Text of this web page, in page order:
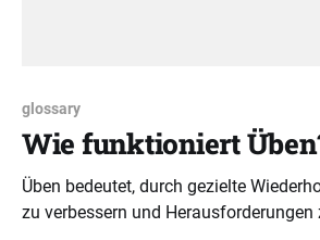
glossary
Wie funktioniert
Üben bedeutet, durch gezielte
zu verbessern und Herausforderungen